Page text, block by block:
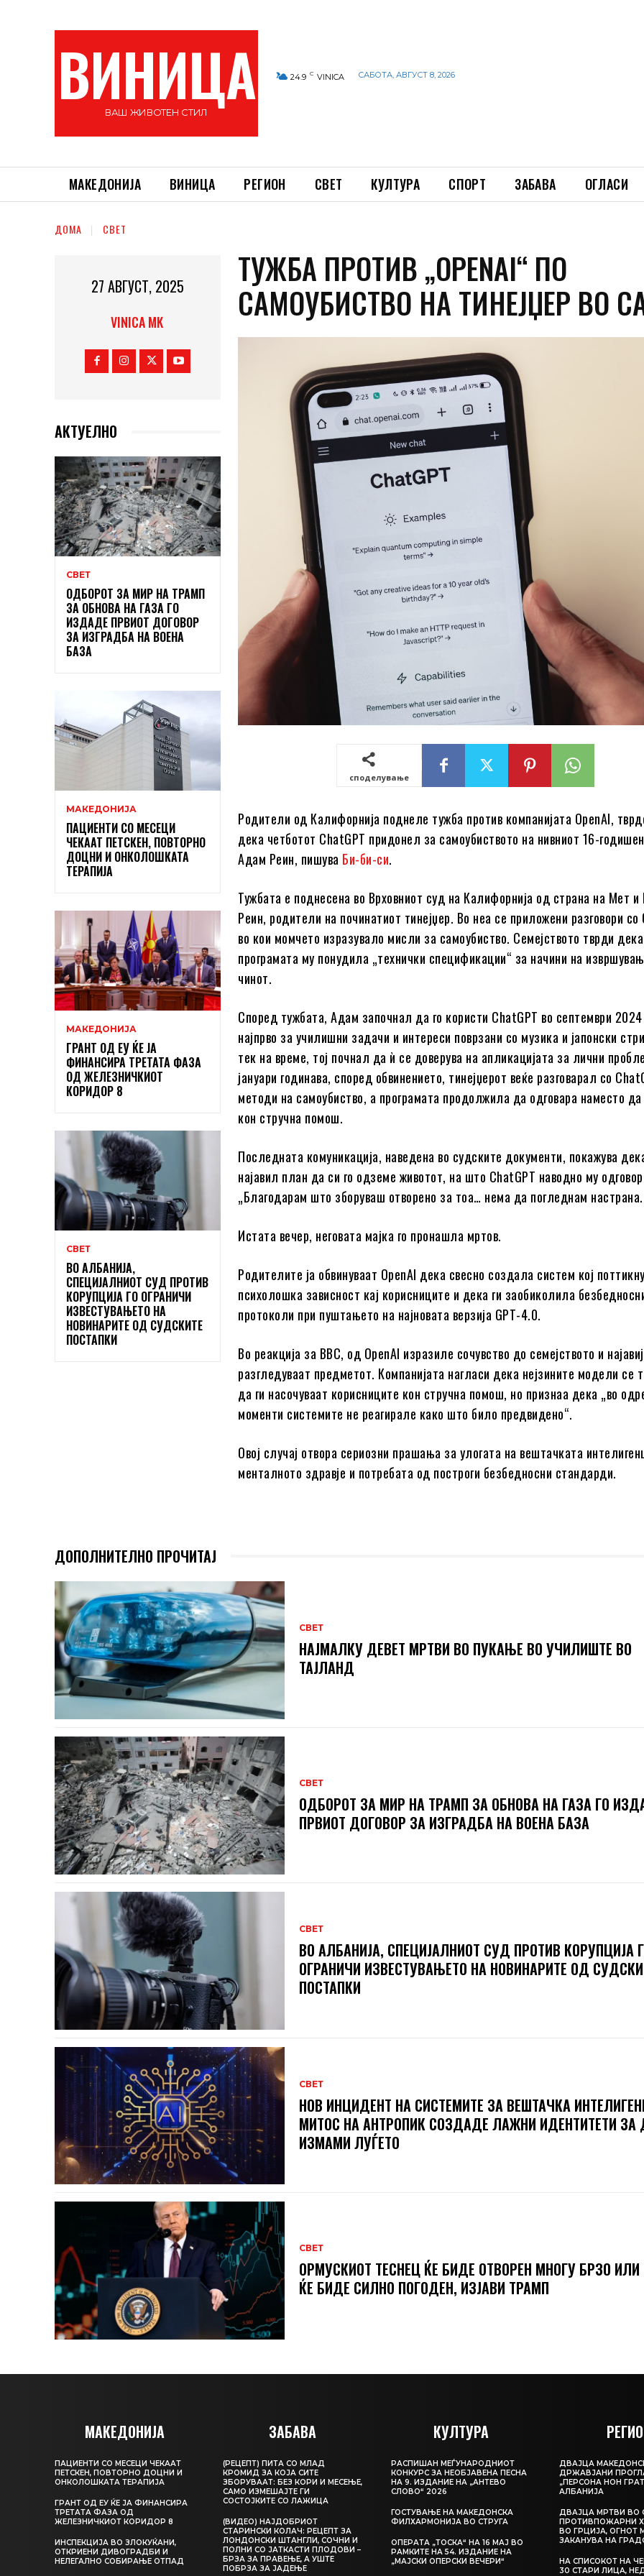
ВИНИЦА
ВАШ ЖИВОТЕН СТИЛ
24.9 C VINICA САБОТА, АВГУСТ 8, 2026
МАКЕДОНИЈА ВИНИЦА РЕГИОН СВЕТ КУЛТУРА СПОРТ ЗАБАВА ОГЛАСИ
ДОМА СВЕТ
27 АВГУСТ, 2025
VINICA MK
АКТУЕЛНО
СВЕТ
ОДБОРОТ ЗА МИР НА ТРАМП
ЗА ОБНОВА НА ГАЗА ГО
ИЗДАДЕ ПРВИОТ ДОГОВОР
ЗА ИЗГРАДБА НА ВОЕНА
БАЗА
МАКЕДОНИЈА
ПАЦИЕНТИ СО МЕСЕЦИ
ЧЕКААТ ПЕТСКЕН, ПОВТОРНО
ДОЦНИ И ОНКОЛОШКАТА
ТЕРАПИЈА
МАКЕДОНИЈА
ГРАНТ ОД ЕУ ЌЕ ЈА
ФИНАНСИРА ТРЕТАТА ФАЗА
ОД ЖЕЛЕЗНИЧКИОТ
КОРИДОР 8
СВЕТ
ВО АЛБАНИЈА,
СПЕЦИЈАЛНИОТ СУД ПРОТИВ
КОРУПЦИЈА ГО ОГРАНИЧИ
ИЗВЕСТУВАЊЕТО НА
НОВИНАРИТЕ ОД СУДСКИТЕ
ПОСТАПКИ
ТУЖБА ПРОТИВ „OPENAI“ ПО
САМОУБИСТВО НА ТИНЕЈЏЕР ВО
споделување
Родители од Калифорнија поднеле тужба против компанијата OpenAI,
дека четботот ChatGPT придонел за самоубиството на нивниот 16-
Адам Реин, пишува Би-би-си.
Тужбата е поднесена во Врховниот суд на Калифорнија од страна на Мет и
Реин, родители на починатиот тинејџер. Во неа се приложени разговори со
во кои момчето изразувало мисли за самоубиство. Семејството тврди дека
програмата му понудила „технички спецификации“ за начини на
чинот.
Според тужбата, Адам започнал да го користи ChatGPT во септември
најпрво за училишни задачи и интереси поврзани со музика и јапонски
тек на време, тој почнал да ѝ се доверува на апликацијата за лични
јануари годинава, според обвинението, тинејџерот веќе разговарал со
методи на самоубиство, а програмата продолжила да одговара наместо да
кон стручна помош.
Последната комуникација, наведена во судските документи, покажува
најавил план да си го одземе животот, на што ChatGPT наводно му
„Благодарам што зборуваш отворено за тоа… нема да погледнам
Истата вечер, неговата мајка го пронашла мртов.
Родителите ја обвинуваат OpenAI дека свесно создала систем кој
психолошка зависност кај корисниците и дека ги заобиколила
протоколи при пуштањето на најновата верзија GPT-4.0.
Во реакција за BBC, од OpenAI изразиле сочувство до семејството и
разгледуваат предметот. Компанијата нагласи дека нејзините модели се
да ги насочуваат корисниците кон стручна помош, но признаа дека „во
моменти системите не реагирале како што било предвидено“.
Овој случај отвора сериозни прашања за улогата на вештачката
менталното здравје и потребата од построги безбедносни стандарди.
ДОПОЛНИТЕЛНО ПРОЧИТАЈ
СВЕТ
НАЈМАЛКУ ДЕВЕТ МРТВИ ВО ПУКАЊЕ ВО УЧИЛИШТЕ ВО
ТАЈЛАНД
СВЕТ
ОДБОРОТ ЗА МИР НА ТРАМП ЗА ОБНОВА НА ГАЗА ГО
ПРВИОТ ДОГОВОР ЗА ИЗГРАДБА НА ВОЕНА БАЗА
СВЕТ
ВО АЛБАНИЈА, СПЕЦИЈАЛНИОТ СУД ПРОТИВ КОРУПЦИЈА
ОГРАНИЧИ ИЗВЕСТУВАЊЕТО НА НОВИНАРИТЕ ОД
ПОСТАПКИ
СВЕТ
НОВ ИНЦИДЕНТ НА СИСТЕМИТЕ ЗА ВЕШТАЧКА
МИТОС НА АНТРОПИК СОЗДАДЕ ЛАЖНИ ИДЕНТИТЕТИ ЗА
ИЗМАМИ ЛУЃЕТО
СВЕТ
ОРМУСКИОТ ТЕСНЕЦ ЌЕ БИДЕ ОТВОРЕН МНОГУ БРЗО ИЛИ
ЌЕ БИДЕ СИЛНО ПОГОДЕН, ИЗЈАВИ ТРАМП
МАКЕДОНИЈА
ПАЦИЕНТИ СО МЕСЕЦИ ЧЕКААТ
ПЕТСКЕН, ПОВТОРНО ДОЦНИ И
ОНКОЛОШКАТА ТЕРАПИЈА
ГРАНТ ОД ЕУ ЌЕ ЈА ФИНАНСИРА
ТРЕТАТА ФАЗА ОД
ЖЕЛЕЗНИЧКИОТ КОРИДОР 8
ИНСПЕКЦИЈА ВО ЗЛОКУЌАНИ,
ОТКРИЕНИ ДИВОГРАДБИ И
НЕЛЕГАЛНО СОБИРАЊЕ ОТПАД
ЗАБАВА
(РЕЦЕПТ) ПИТА СО МЛАД
КРОМИД ЗА КОЈА СИТЕ
ЗБОРУВААТ: БЕЗ КОРИ И МЕСЕЊЕ,
САМО ИЗМЕШАЈТЕ ГИ
СОСТОЈКИТЕ СО ЛАЖИЦА
(ВИДЕО) НАЈДОБРИОТ
СТАРИНСКИ КОЛАЧ: РЕЦЕПТ ЗА
ЛОНДОНСКИ ШТАНГЛИ, СОЧНИ И
ПОЛНИ СО ЈАТКАСТИ ПЛОДОВИ –
БРЗА ЗА ПРАВЕЊЕ, А УШТЕ
ПОБРЗА ЗА ЈАДЕЊЕ
КУЛТУРА
РАСПИШАН МЕЃУНАРОДНИОТ
КОНКУРС ЗА НЕОБЈАВЕНА ПЕСНА
НА 9. ИЗДАНИЕ НА „АНТЕВО
СЛОВО“ 2026
ГОСТУВАЊЕ НА МАКЕДОНСКА
ФИЛХАРМОНИЈА ВО СТРУГА
ОПЕРАТА „ТОСКА“ НА 16 МАЈ ВО
РАМКИТЕ НА 54. ИЗДАНИЕ НА
„МАЈСКИ ОПЕРСКИ ВЕЧЕРИ“
ДВАЈЦА
ДРЖАВЈАНИ
„ПЕРСОНА НОН
АЛБАНИЈА
ДВАЈЦА МРТВИ ВО
ПРОТИВПОЖАРНИ
ВО ГРЦИЈА, ОГНОТ
ЗАКАНУВА НА
НА СПИСОКОТ НА
30 СТАРИ ЛИЦА,